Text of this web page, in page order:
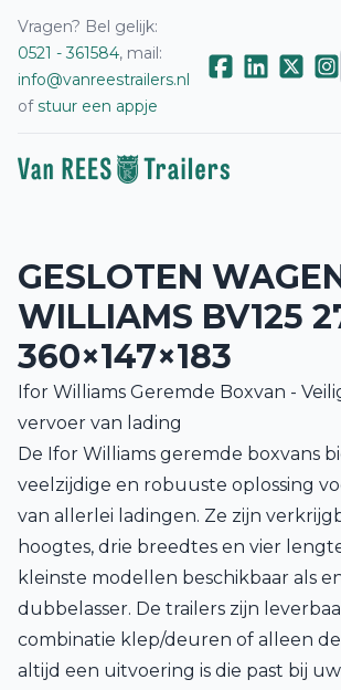
Vragen? Bel gelijk:
0521 - 361584, mail:
info@vanreestrailers.nl
ofstuur een appje
GESLOTEN
WILLIAMS BV125
360×147×183
Ifor Williams Geremde Boxvan -
vervoer van lading
De Ifor Williams geremde boxvans
veelzijdige en robuuste oplossing
van allerlei ladingen. Ze zijn
hoogtes, drie breedtes en vier
kleinste modellen beschikbaar als
dubbelasser. De trailers zijn
combinatie klep/deuren of alleen
altijd een uitvoering is die past bij